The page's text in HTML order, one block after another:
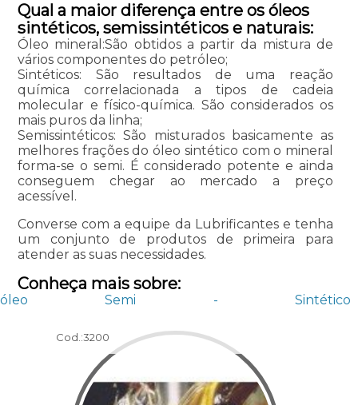
Qual a maior diferença entre os óleos
sintéticos, semissintéticos e naturais:
Óleo mineral:São obtidos a partir da mistura de
vários componentes do petróleo;
Sintéticos: São resultados de uma reação
química correlacionada a tipos de cadeia
molecular e físico-química. São considerados os
mais puros da linha;
Semissintéticos: São misturados basicamente as
melhores frações do óleo sintético com o mineral
forma-se o semi. É considerado potente e ainda
conseguem chegar ao mercado a preço
acessível.
Converse com a equipe da Lubrificantes e tenha
um conjunto de produtos de primeira para
atender as suas necessidades.
Conheça mais sobre:
óleo Semi - Sintético
Cod.:3200